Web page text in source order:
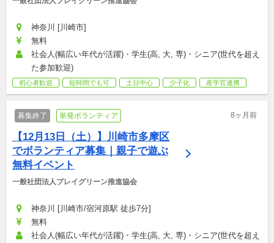
神奈川 [川崎市]
無料
社会人(幅広い年代が活躍)・学生(高, 大, 専)・シニア(世代を超え
た参加歓迎)
初心者歓迎 短時間でも可 土日中心 少子化 産学官連携
募集終了 単発ボランティア 8ヶ月前
【12月13日（土）】川崎市多摩区
でボランティア募集｜親子で遊ぶ
無料イベント
一般社団法人プレイグリーン推進協会
神奈川 [川崎市/宿河原駅 徒歩7分]
無料
社会人(幅広い年代が活躍)・学生(高, 大, 専)・シニア(世代を超え